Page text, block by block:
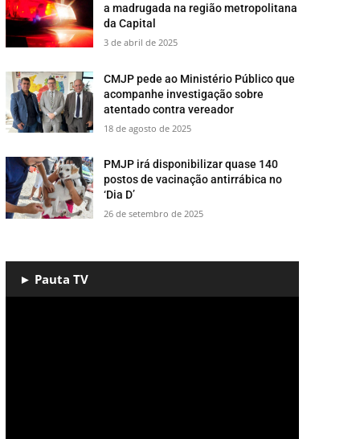
a madrugada na região metropolitana
da Capital
3 de abril de 2025
CMJP pede ao Ministério Público que
acompanhe investigação sobre
atentado contra vereador
18 de agosto de 2025
PMJP irá disponibilizar quase 140
postos de vacinação antirrábica no
‘Dia D’
26 de setembro de 2025
► Pauta TV